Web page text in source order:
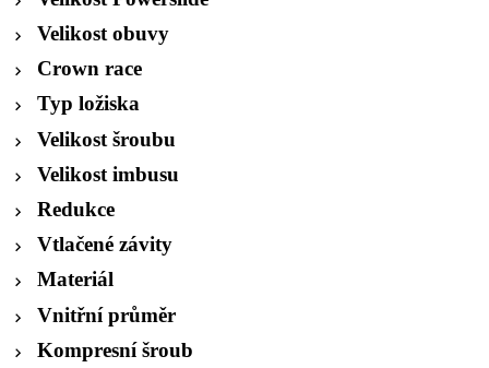
Velikost obuvy
Crown race
Typ ložiska
Velikost šroubu
Velikost imbusu
Redukce
Vtlačené závity
Materiál
Vnitřní průměr
Kompresní šroub